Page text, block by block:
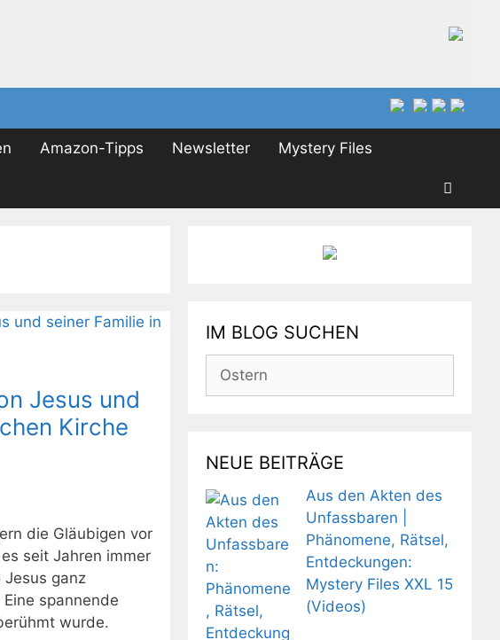
Amazon-Tipps Newsletter Mystery Files
Jesus und
Kirche
die Gläubigen vor
seit Jahren immer
Jesus ganz
spannende
wurde.
IM BLOG SUCHEN
nach:
NEUE BEITRÄGE
Aus den Akten des
Unfassbaren |
Phänomene, Rätsel,
Entdeckungen:
Mystery Files XXL 15
(Videos)